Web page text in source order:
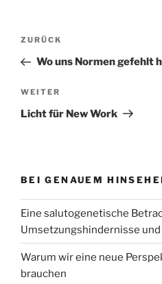
Beitragsnavigation
Vorheriger
Beitrag
ZURÜCK
Wo uns Normen gefehlt
Nächster
Beitrag
WEITER
Licht für New Work
BEI GENAUEM
Eine salutogenetische
Umsetzungshindernisse und
Warum wir eine neue
brauchen